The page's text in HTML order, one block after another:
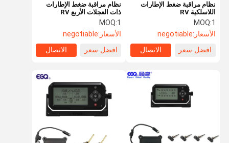
نظام مراقبة ضغط الإطارات
ذات العجلات الأربع RV
MOQ:1
الأسعار:negotiable
افضل سعر
الاتصال
نظام مراقبة ضغط الإطارات
اللاسلكية RV
MOQ:1
الأسعار:negotiable
افضل سعر
الاتصال